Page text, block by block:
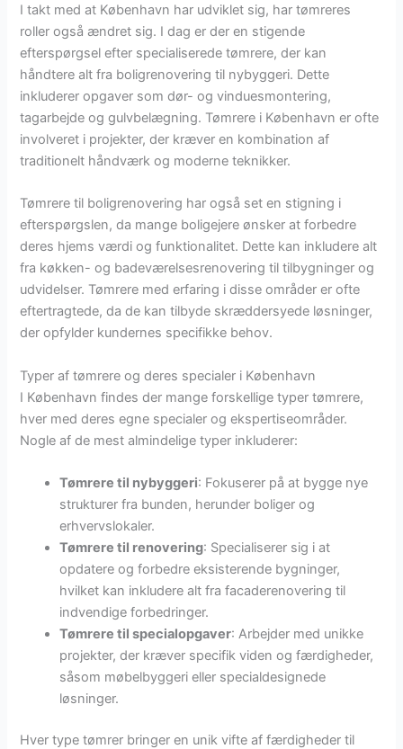
I takt med at København har udviklet sig, har tømreres
roller også ændret sig. I dag er der en stigende
efterspørgsel efter specialiserede tømrere, der kan
håndtere alt fra boligrenovering til nybyggeri. Dette
inkluderer opgaver som dør- og vinduesmontering,
tagarbejde og gulvbelægning. Tømrere i København er ofte
involveret i projekter, der kræver en kombination af
traditionelt håndværk og moderne teknikker.
Tømrere til boligrenovering har også set en stigning i
efterspørgslen, da mange boligejere ønsker at forbedre
deres hjems værdi og funktionalitet. Dette kan inkludere alt
fra køkken- og badeværelsesrenovering til tilbygninger og
udvidelser. Tømrere med erfaring i disse områder er ofte
eftertragtede, da de kan tilbyde skræddersyede løsninger,
der opfylder kundernes specifikke behov.
Typer af tømrere og deres specialer i København
I København findes der mange forskellige typer tømrere,
hver med deres egne specialer og ekspertiseområder.
Nogle af de mest almindelige typer inkluderer:
Tømrere til nybyggeri: Fokuserer på at bygge nye
strukturer fra bunden, herunder boliger og
erhvervslokaler.
Tømrere til renovering: Specialiserer sig i at
opdatere og forbedre eksisterende bygninger,
hvilket kan inkludere alt fra facaderenovering til
indvendige forbedringer.
Tømrere til specialopgaver: Arbejder med unikke
projekter, der kræver specifik viden og færdigheder,
såsom møbelbyggeri eller specialdesignede
løsninger.
Hver type tømrer bringer en unik vifte af færdigheder til